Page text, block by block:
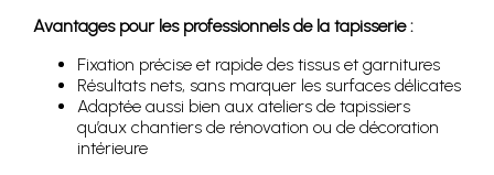
Avantages pour les professionnels de la tapisserie :
Fixation précise et rapide des tissus et garnitures
Résultats nets, sans marquer les surfaces délicates
Adaptée aussi bien aux ateliers de tapissiers
qu’aux chantiers de rénovation ou de décoration
intérieure